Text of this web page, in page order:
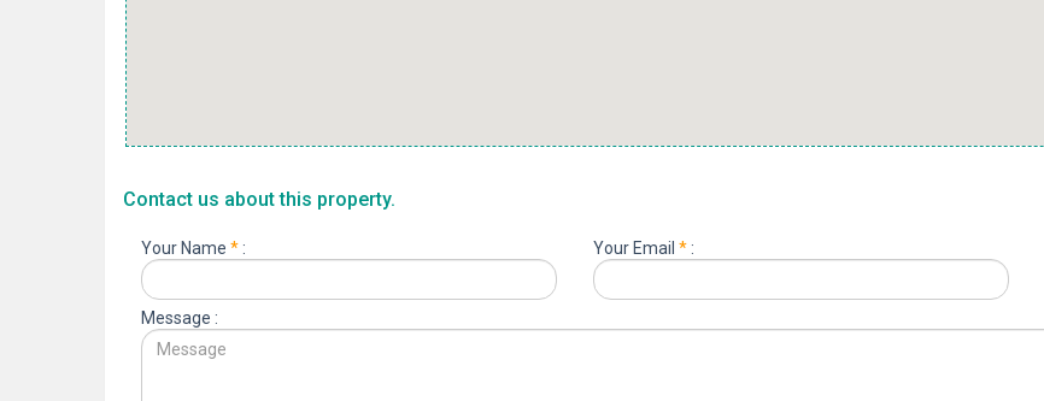
Contact us about this property.
Your Name * : Your Email * :
Message :